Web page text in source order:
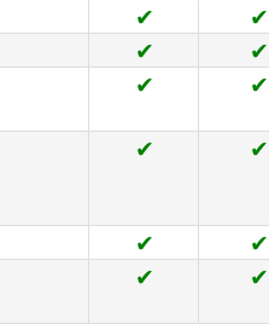
✔
✔
✔
✔
✔ ✔
✔ ✔
✔
✔
✔ ✔